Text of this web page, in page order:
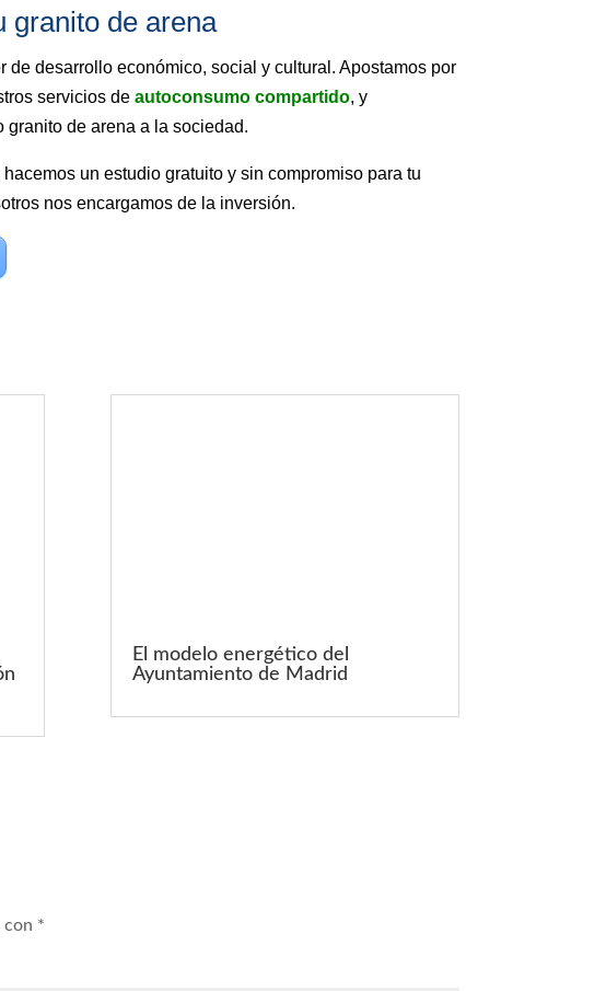
granito de arena
de desarrollo económico, social y cultural. Apostamos por
servicios deautoconsumo compartido, y
granito de arena a la sociedad.
un estudio gratuito y sin compromiso para tu
nos encargamos de la inversión.
El modelo energético del
Ayuntamiento de Madrid
con *